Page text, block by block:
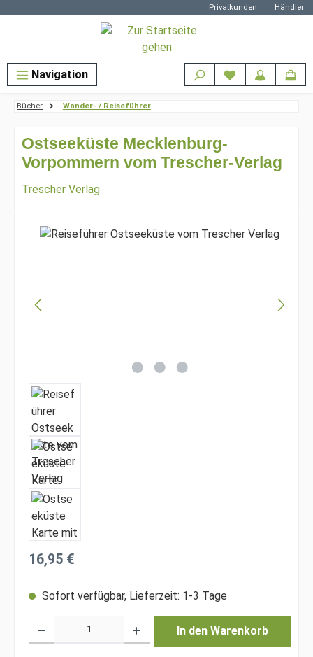
Zum Hauptinhalt springen Privatkunden Händler
Navigation
Bücher Wander- / Reiseführer
Ostseeküste Mecklenburg-
Vorpommern vom Trescher-Verlag
Trescher Verlag
Bildergalerie überspringen
Regulärer Preis:
16,95 €
Sofort verfügbar, Lieferzeit: 1-3 Tage
In den Warenkorb